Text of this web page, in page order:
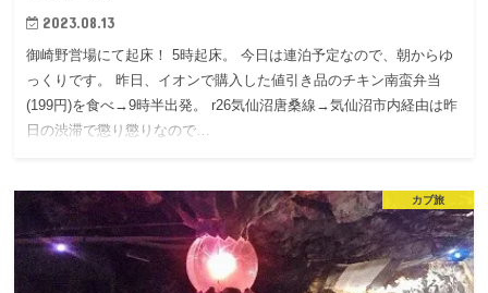
2023.08.13
御崎野営場にて起床！ 5時起床。 今日は連泊予定なので、朝からゆ
っくりです。 昨日、イオンで購入した値引き品のチキン南蛮弁当
(199円)を食べ→9時半出発。 r26気仙沼唐桑線→気仙沼市内経由は昨
日の渋滞で懲り懲りなので…
カブ旅